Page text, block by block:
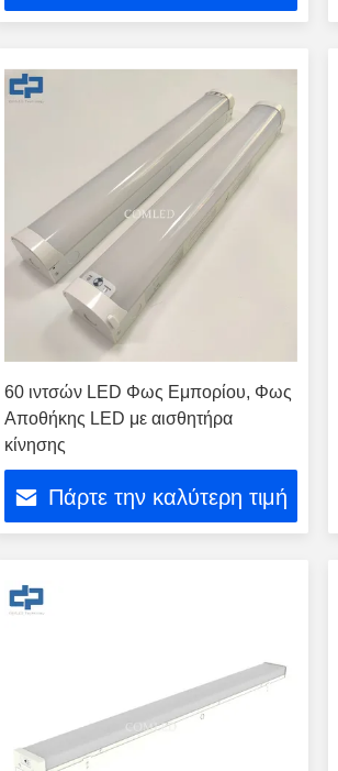
κρεβατοκάμαρα της κουζίνας
60 ιντσών LED Φως Εμπορίου, Φως
Αποθήκης LED με αισθητήρα
κίνησης
Πάρτε την καλύτερη τιμή